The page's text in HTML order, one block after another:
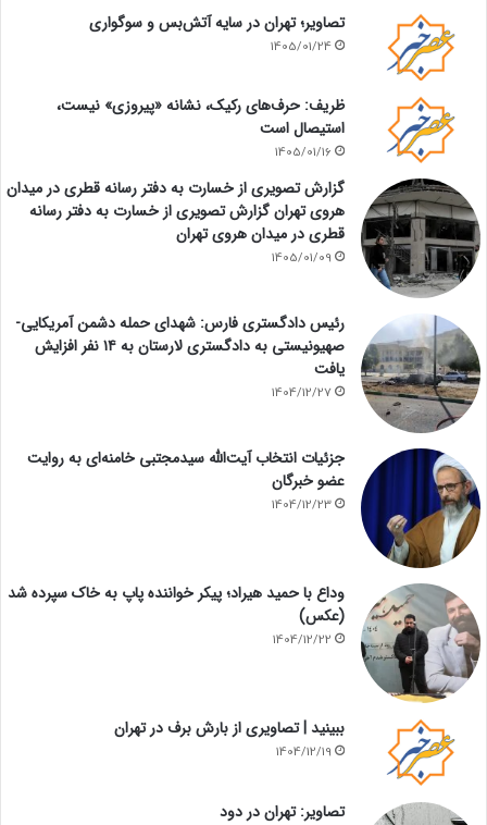
تصاویر؛ تهران در سایه آتش‌بس و سوگواری
1405/01/24
ظریف: حرف‌های رکیک، نشانه «پیروزی» نیست،
استیصال است
1405/01/16
گزارش تصویری از خسارت به دفتر رسانه قطری در میدان
هروی تهران گزارش تصویری از خسارت به دفتر رسانه
قطری در میدان هروی تهران
1405/01/09
رئیس دادگستری فارس: شهدای حمله دشمن آمریکایی-
صهیونیستی به دادگستری لارستان به ۱۴ نفر افزایش
یافت
1404/12/27
جزئیات انتخاب آیت‌الله سیدمجتبی خامنه‌ای به روایت
عضو خبرگان
1404/12/23
وداع با حمید هیراد؛ پیکر خواننده پاپ به خاک سپرده شد
(عکس)
1404/12/22
ببینید | تصاویری از بارش برف در تهران
1404/12/19
تصاویر: تهران در دود